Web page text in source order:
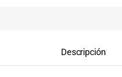
Descripción